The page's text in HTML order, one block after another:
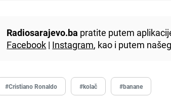
Radiosarajevo.ba pratite putem
Facebook | Instagram, kao i putem
#Cristiano Ronaldo #kolač #banane